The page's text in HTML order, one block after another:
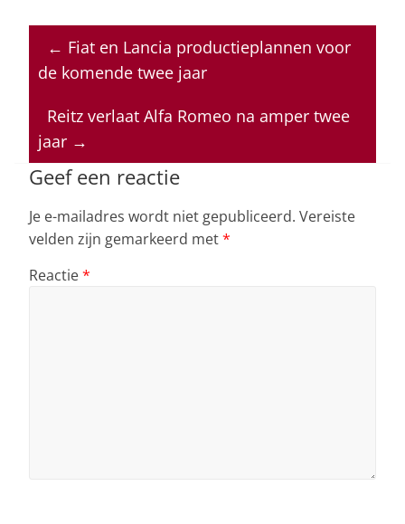
at
s
p
p
c
e
o
o
k
k
e
dI
n
re
a
s
ai
l
← Fiat en Lancia productieplannen voor
de komende twee jaar
Reitz verlaat Alfa Romeo na amper twee
jaar →
Geef een reactie
Je e-mailadres wordt niet gepubliceerd. Vereiste
velden zijn gemarkeerd met*
Reactie*